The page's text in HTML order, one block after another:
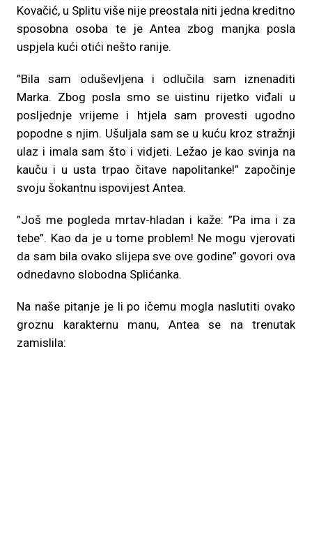
Kovačić, u Splitu više nije preostala niti jedna kreditno
sposobna osoba te je Antea zbog manjka posla
uspjela kući otići nešto ranije.
”Bila sam oduševljena i odlučila sam iznenaditi
Marka. Zbog posla smo se uistinu rijetko viđali u
posljednje vrijeme i htjela sam provesti ugodno
popodne s njim. Ušuljala sam se u kuću kroz stražnji
ulaz i imala sam što i vidjeti. Ležao je kao svinja na
kauču i u usta trpao čitave napolitanke!” započinje
svoju šokantnu ispovijest Antea.
”Još me pogleda mrtav-hladan i kaže: ”Pa ima i za
tebe”. Kao da je u tome problem! Ne mogu vjerovati
da sam bila ovako slijepa sve ove godine” govori ova
odnedavno slobodna Splićanka.
Na naše pitanje je li po ičemu mogla naslutiti ovako
groznu karakternu manu, Antea se na trenutak
zamislila: